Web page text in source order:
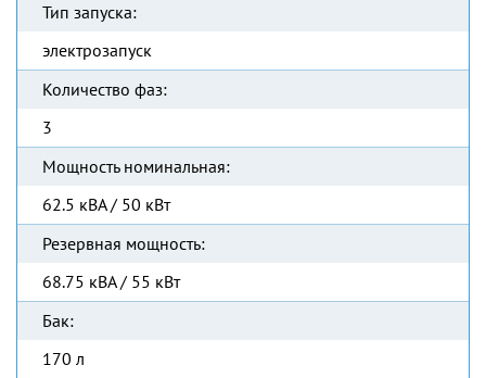
Тип запуска:
электрозапуск
Количество фаз:
3
Мощность номинальная:
62.5 кВА / 50 кВт
Резервная мощность:
68.75 кВА / 55 кВт
Бак:
170 л